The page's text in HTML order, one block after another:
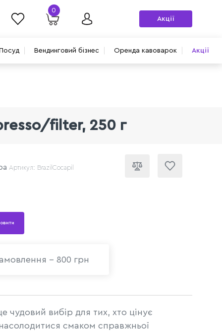
Посуд Вендинговий бізнес Оренда кавоварок Акції
0
Акції
filter, 250 г
Артикул: BrazilCocapil
- 800 грн
чудовий вибір для тих, хто цінує
смаком справжньої